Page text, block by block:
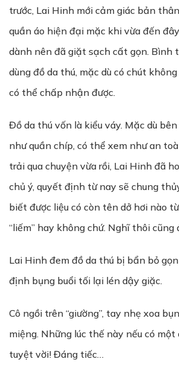
trước, Lai Hinh mới cảm giác bản
quần áo hiện đại mặc khi vừa đến
dành nên đã giặt sạch cất gọn. Bình
dùng đồ da thú, mặc dù có chút
có thể chấp nhận được.
Đồ da thú vốn là kiểu váy. Mặc dù
như quần chíp, có thể xem như an
trải qua chuyện vừa rồi, Lai Hinh đã
chủ ý, quyết định từ nay sẽ chung
biết được liệu có còn tên dở hơi nào
“liếm” hay không chứ. Nghĩ thôi cũng
Lai Hinh đem đồ da thú bị bẩn bỏ
định bụng buổi tối lại lén dậy giặc.
Cô ngồi trên “giường”, tay nhẹ xoa
miệng. Những lúc thế này nếu có
tuyệt vời! Đáng tiếc…